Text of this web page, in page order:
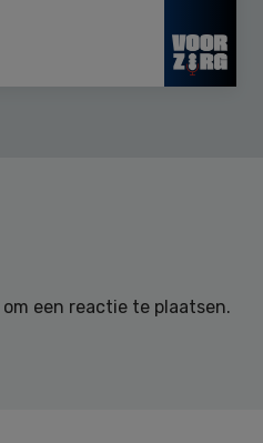
om een reactie te plaatsen.